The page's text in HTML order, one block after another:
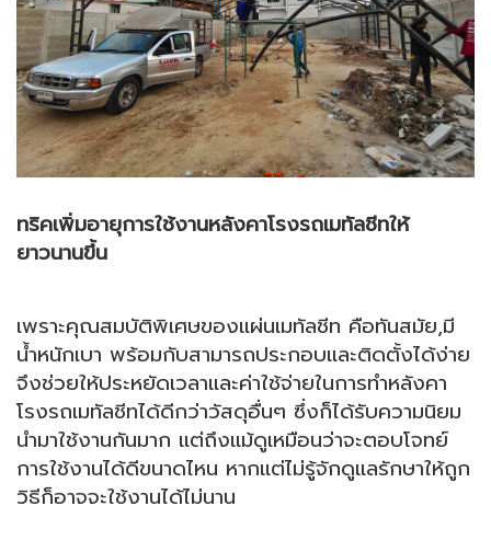
ทริคเพิ่มอายุการใช้งานหลังคาโรงรถเมทัลชีทให้
ยาวนานขึ้น
เพราะคุณสมบัติพิเศษของแผ่นเมทัลชีท คือทันสมัย,มี
น้ำหนักเบา พร้อมกับสามารถประกอบและติดตั้งได้ง่าย
จึงช่วยให้ประหยัดเวลาและค่าใช้จ่ายในการทำหลังคา
โรงรถเมทัลชีทได้ดีกว่าวัสดุอื่นๆ ซึ่งก็ได้รับความนิยม
นำมาใช้งานกันมาก แต่ถึงแม้ดูเหมือนว่าจะตอบโจทย์
การใช้งานได้ดีขนาดไหน หากแต่ไม่รู้จักดูแลรักษาให้ถูก
วิธีก็อาจจะใช้งานได้ไม่นาน